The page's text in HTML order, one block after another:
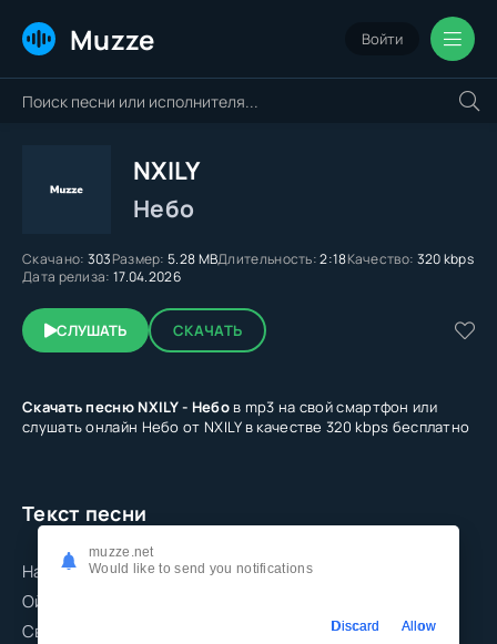
Muzze Войти
NXILY
Небо
Скачано: 303Размер: 5.28 MBДлительность:2:18Качество: 320 kbps
Дата релиза: 17.04.2026
СЛУШАТЬ СКАЧАТЬ
Скачать песню NXILY - Небов mp3 на свой смартфон или
слушать онлайн Небо от NXILY в качестве 320 kbps бесплатно
Текст песни
На дыханье весны
Ой, небо, небо высокое
Светлое и глубокое
muzze.net
Would like to send you notifications
Discard Allow